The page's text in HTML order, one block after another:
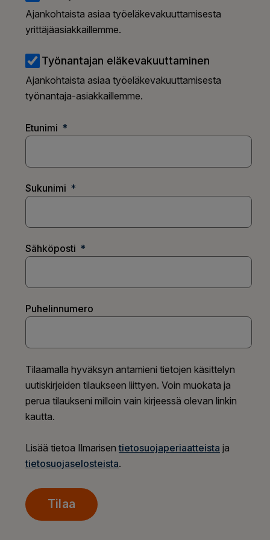
Ajankohtaista asiaa työeläkevakuuttamisesta
yrittäjäasiakkaillemme.
Työnantajan eläkevakuuttaminen
Ajankohtaista asiaa työeläkevakuuttamisesta
työnantaja-asiakkaillemme.
Etunimi
Sukunimi
Sähköposti
Puhelinnumero
Tilaamalla hyväksyn antamieni tietojen käsittelyn
uutiskirjeiden tilaukseen liittyen. Voin muokata ja
perua tilaukseni milloin vain kirjeessä olevan linkin
kautta.
Lisää tietoa Ilmarisentietosuojaperiaatteista ja
tietosuojaselosteista.
Tilaa